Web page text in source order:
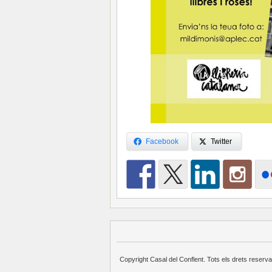
Facebook Twitter
Copyright Casal del Conflent. Tots els drets